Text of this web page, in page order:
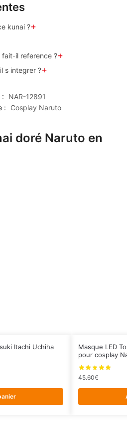
kunai ?+
il reference ?+
s integrer ?+
:
NAR-12891
:
Cosplay Naruto
doré Naruto en
Itachi Uchiha
Masque LED
pour cosplay
45.60€